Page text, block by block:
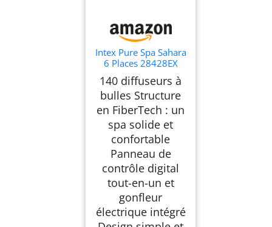
Intex Pure Spa Sahara
6 Places 28428EX
Beige
140 diffuseurs à
bulles Structure
en FiberTech : un
spa solide et
confortable
Panneau de
contrôle digital
tout-en-un et
gonfleur
électrique intégré